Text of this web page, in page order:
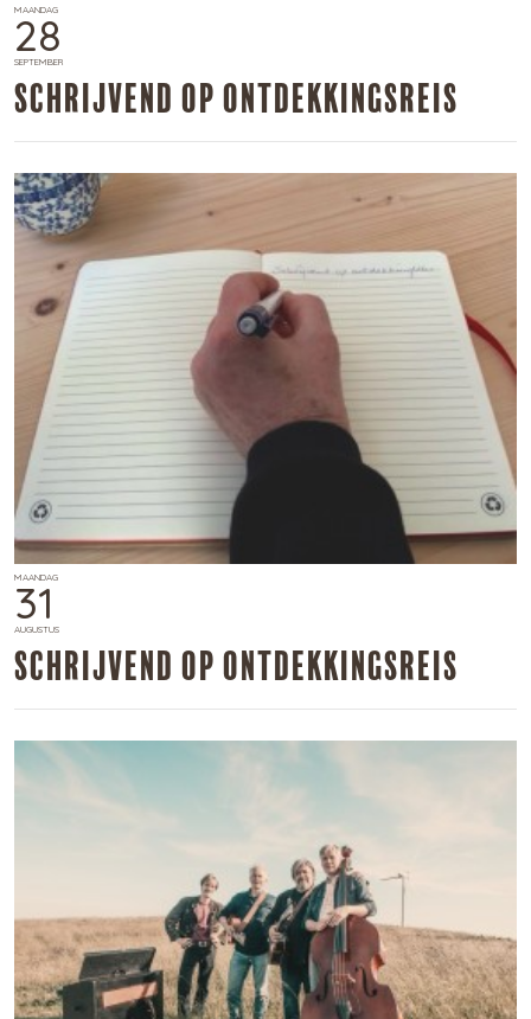
MAANDAG
28
SEPTEMBER
​Schrijvend op ontdekkingsreis
MAANDAG
31
AUGUSTUS
​Schrijvend op ontdekkingsreis